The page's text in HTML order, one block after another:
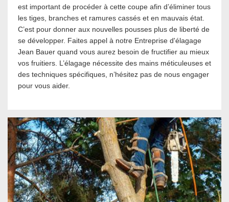
est important de procéder à cette coupe afin d’éliminer tous
les tiges, branches et ramures cassés et en mauvais état.
C’est pour donner aux nouvelles pousses plus de liberté de
se développer. Faites appel à notre Entreprise d'élagage
Jean Bauer quand vous aurez besoin de fructifier au mieux
vos fruitiers. L’élagage nécessite des mains méticuleuses et
des techniques spécifiques, n’hésitez pas de nous engager
pour vous aider.